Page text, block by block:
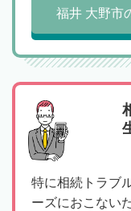
福井 大野市
特に相続トラブ
ーズにおこない